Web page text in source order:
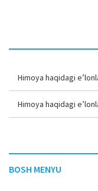
Himoya haqidagi
Himoya haqidagi
BOSH MENYU